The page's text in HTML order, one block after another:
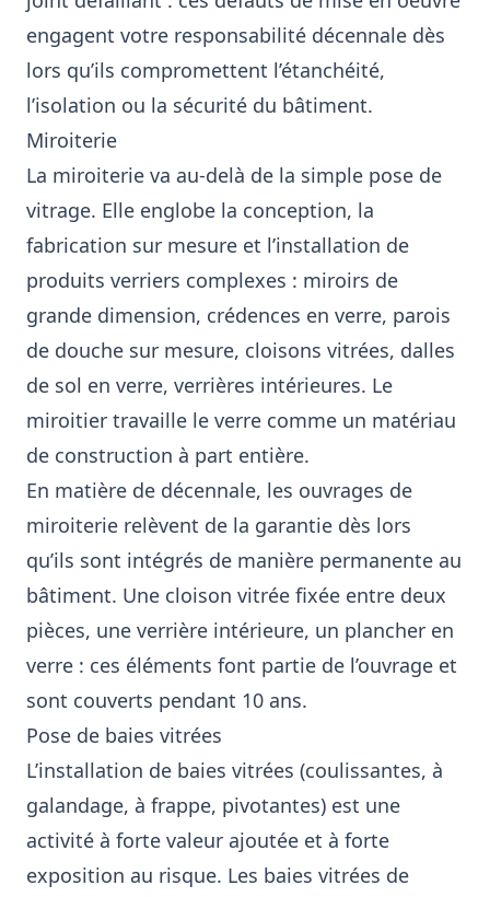
engagent votre responsabilité décennale dès
lors qu’ils compromettent l’étanchéité,
l’isolation ou la sécurité du bâtiment.
Miroiterie
La miroiterie va au-delà de la simple pose de
vitrage. Elle englobe la conception, la
fabrication sur mesure et l’installation de
produits verriers complexes : miroirs de
grande dimension, crédences en verre, parois
de douche sur mesure, cloisons vitrées, dalles
de sol en verre, verrières intérieures. Le
miroitier travaille le verre comme un matériau
de construction à part entière.
En matière de décennale, les ouvrages de
miroiterie relèvent de la garantie dès lors
qu’ils sont intégrés de manière permanente au
bâtiment. Une cloison vitrée fixée entre deux
pièces, une verrière intérieure, un plancher en
verre : ces éléments font partie de l’ouvrage et
sont couverts pendant 10 ans.
Pose de baies vitrées
L’installation de baies vitrées (coulissantes, à
galandage, à frappe, pivotantes) est une
activité à forte valeur ajoutée et à forte
exposition au risque. Les baies vitrées de